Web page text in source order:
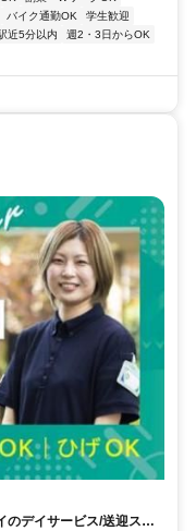
バイク通勤OK
学生歓迎
近5分以内
週2・3日からOK
のデイサービス/送迎スタ